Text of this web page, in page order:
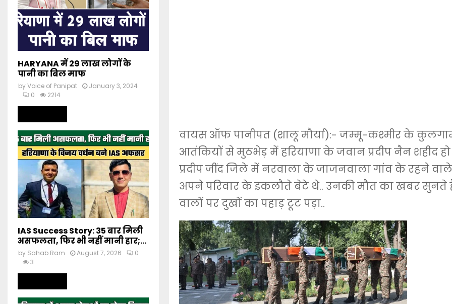
वायस ऑफ पानीपत (शालू मौर्या):- जम्मू-कश्मीर के
आतंकियों से मुठभेड़ में हरियाणा के जवान प्रदीप नैन शहीद हो
प्रदीप जींद जिले में नरवाला के जाजनवाला गांव के रहने वाले
अपने परिवार के इकलौते बेटे थे.. उनकी मौत का खबर सुनते
वालों पर दुखों का पहाड़ टूट पड़ा..
HARYANA में 29 लाख लोगों के
पानी का बिल माफ
byVoice of Panipat
January 3, 2024
0
2214
IAS Success Story: 35 बार मिली
असफलता, फिर भी नहीं मानी हार;...
by Sahab Ram August 7, 2026
0
3